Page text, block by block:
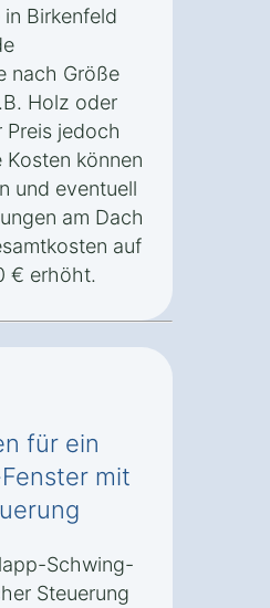
Birkenfeld
nach Größe
Holz oder
Preis jedoch
können
und eventuell
am Dach
auf
€ erhöht.
für ein
mit
Schwing-
Steuerung